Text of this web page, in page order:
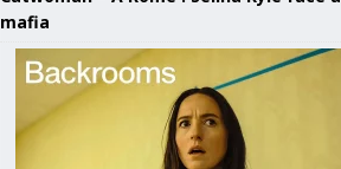
mafia